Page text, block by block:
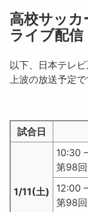
高校サッカ
ライブ配信
以下、日本テレ
上波の放送予定で
試合日
1/11(土)
10:30
第98
12:00
第98